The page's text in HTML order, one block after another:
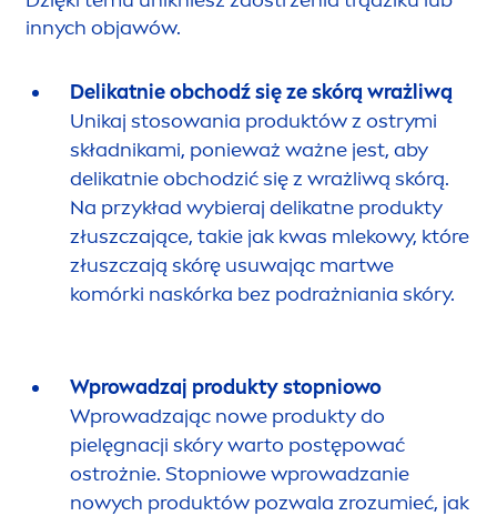
innych objawów.
Delikatnie obchodź się ze skórą wrażliwą
Unikaj stosowania produktów z ostrymi
składnikami, ponieważ ważne jest, aby
delikatnie obchodzić się z wrażliwą skórą.
Na przykład wybieraj delikatne produkty
złuszczające, takie jak kwas mlekowy, które
złuszczają skórę usuwając martwe
komórki naskórka bez podrażniania skóry.
Wprowadzaj produkty stopniowo
Wprowadzając nowe produkty do
pielęgnacji skóry warto postępować
ostrożnie. Stopniowe wprowadzanie
nowych produktów pozwala zrozumieć, jak